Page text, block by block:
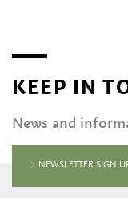
KEEP IN
News and
NEWSLETTER SIGN